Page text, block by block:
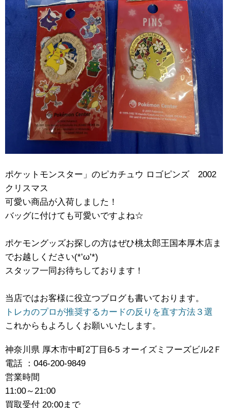
ポケットモンスター」のピカチュウ ​ロゴピンズ 2002
クリスマス
可愛い商品が入荷しました！
バッグに付けても可愛いですよね☆
ポケモングッズお探しの方はぜひ桃太郎王国本厚木店ま
でお越しください(*’ω’*)
スタッフ一同お待ちしております！
当店ではお客様に役立つブログも書いております。
トレカのプロが推奨するカードの反りを直す方法３選
これからもよろしくお願いいたします。
神奈川県 厚木市中町2丁目6-5 オーイズミフーズビル2Ｆ
電話 ：046-200-9849
営業時間
11:00～21:00
買取受付 20:00まで